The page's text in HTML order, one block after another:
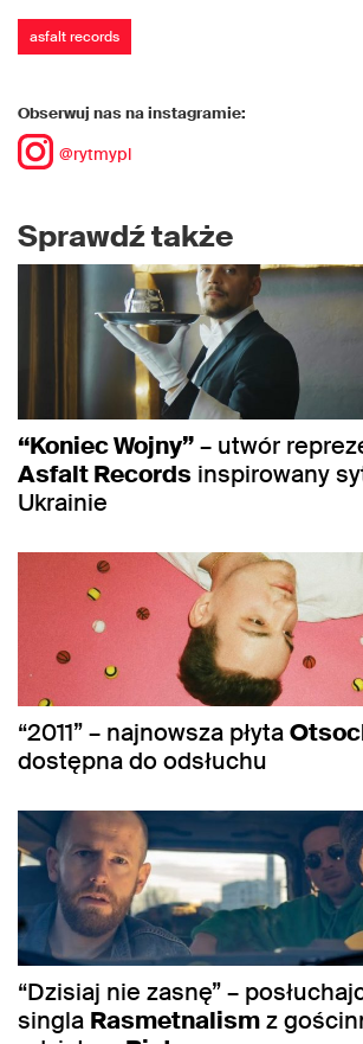
asfalt records
Obserwuj nas na instagramie:
@rytmypl
Sprawdź także
“Koniec Wojny”– utwór
Asfalt Records inspirowany
Ukrainie
“2011” – najnowsza płyta
dostępna do odsłuchu
“Dzisiaj nie zasnę” –
singla Rasmetnalismz